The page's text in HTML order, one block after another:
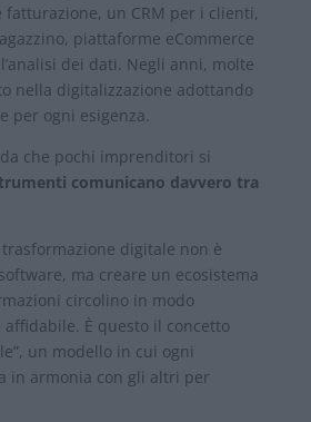
un CRM per i clienti,
piattaforme eCommerce
dei dati. Negli anni, molte
nella digitalizzazione adottando
per ogni esigenza.
che pochi imprenditori si
comunicano davvero tra
digitale non è
ma creare un ecosistema
circolino in modo
È questo il concetto
un modello in cui ogni
in armonia con gli altri per